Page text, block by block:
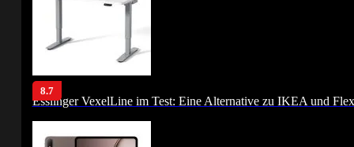
8.7
Esslinger VexelLine im Test: Eine Alternative zu IKEA und